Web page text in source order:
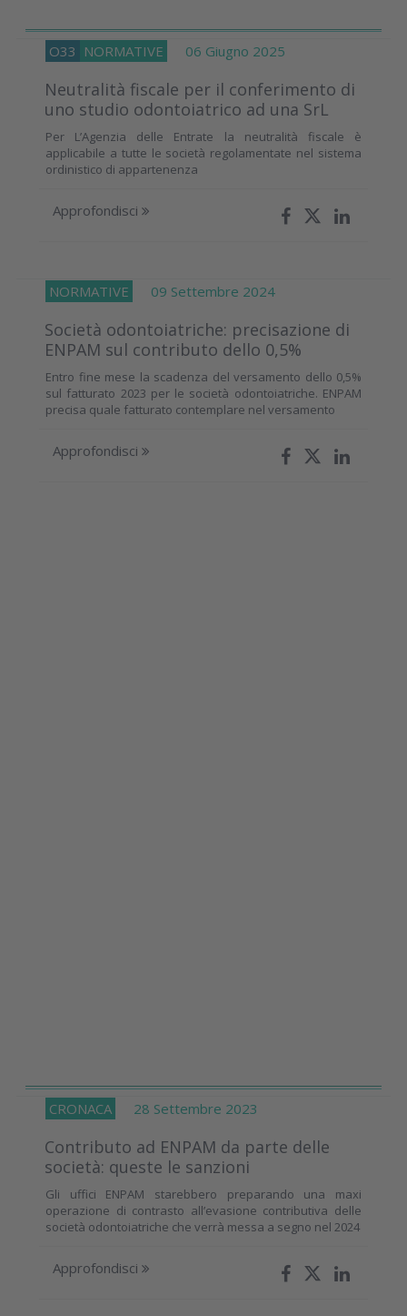
O33 NORMATIVE 06 Giugno 2025
Neutralità fiscale per il conferimento di
uno studio odontoiatrico ad una SrL
Per L’Agenzia delle Entrate la neutralità fiscale è
applicabile a tutte le società regolamentate nel sistema
ordinistico di appartenenza
Approfondisci
NORMATIVE 09 Settembre 2024
Società odontoiatriche: precisazione di
ENPAM sul contributo dello 0,5%
Entro fine mese la scadenza del versamento dello 0,5%
sul fatturato 2023 per le società odontoiatriche. ENPAM
precisa quale fatturato contemplare nel versamento
Approfondisci
CRONACA 28 Settembre 2023
Contributo ad ENPAM da parte delle
società: queste le sanzioni
Gli uffici ENPAM starebbero preparando una maxi
operazione di contrasto all’evasione contributiva delle
società odontoiatriche che verrà messa a segno nel 2024
Approfondisci